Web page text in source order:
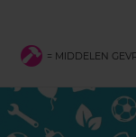
MIDDELEN
GEVRAAGD
VOOR
INITIATIEVEN
= MIDDELEN